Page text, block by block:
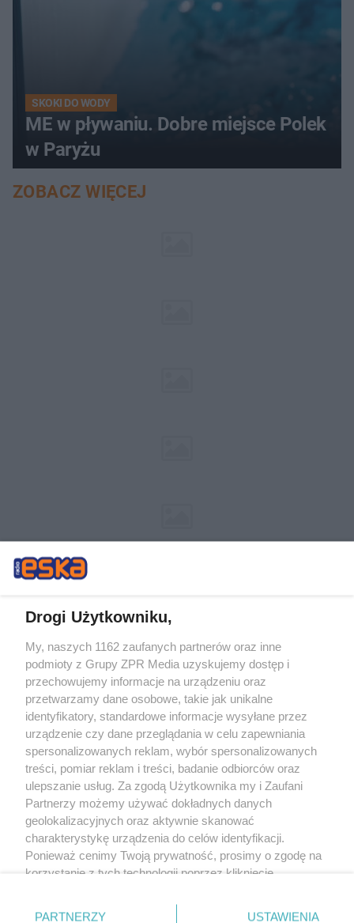
SKOKI DO WODY
ME w pływaniu. Dobre miejsce Polek
w Paryżu
ZOBACZ WIĘCEJ
Żaden utwór zamieszczony w serwisie nie może być powielany i
rozpowszechniany lub dalej rozpowszechniany w jakikolwiek sposób (w
tym także elektroniczny lub mechaniczny) na jakimkolwiek polu
eksploatacji w jakiejkolwiek formie, włącznie z umieszczaniem w Internecie
bez pisemnej zgody właściciela praw. Jakiekolwiek użycie lub
wykorzystanie utworów w całości lub w części z naruszeniem prawa, tzn.
bez właściwej zgody, jest zabronione pod groźbą kary i może być ścigane
prawnie.
O nas
Drogi Użytkowniku,
My, naszych 1162 zaufanych partnerów oraz inne
podmioty z Grupy ZPR Media uzyskujemy dostęp i
przechowujemy informacje na urządzeniu oraz
przetwarzamy dane osobowe, takie jak unikalne
identyfikatory, standardowe informacje wysyłane przez
urządzenie czy dane przeglądania w celu zapewniania
spersonalizowanych reklam, wybór spersonalizowanych
treści, pomiar reklam i treści, badanie odbiorców oraz
ulepszanie usług. Za zgodą Użytkownika my i Zaufani
Partnerzy możemy używać dokładnych danych
geolokalizacyjnych oraz aktywnie skanować
charakterystykę urządzenia do celów identyfikacji.
Ponieważ cenimy Twoją prywatność, prosimy o zgodę na
korzystanie z tych technologii poprzez kliknięcie
zmienić/wycofać klikając przycisk ustawień prywatności
PARTNERZY USTAWIENIA